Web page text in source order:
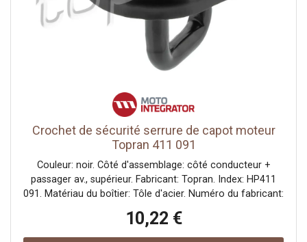
Crochet de sécurité serrure de capot moteur
Topran 411 091
Couleur: noir. Côté d'assemblage: côté conducteur +
passager av., supérieur. Fabricant: Topran. Index: HP411
091. Matériau du boîtier: Tôle d'acier. Numéro du fabricant:
10,22 €